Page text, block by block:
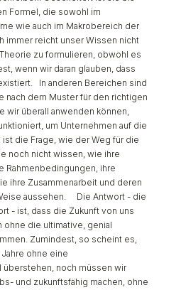
Formel, die sowohl im
wie auch im Makrobereich der
immer reicht unser Wissen nicht
zu formulieren, obwohl es
wenn wir daran glauben, dass
In anderen Bereichen sind
nach dem Muster für den richtigen
wir überall anwenden können,
um Unternehmen auf die
die Frage, wie der Weg für die
noch nicht wissen, wie ihre
Rahmenbedingungen, ihre
ihre Zusammenarbeit und deren
aussehen.
Die Antwort - die
- ist, dass die Zukunft von uns
ohne die ultimative, genial
Zumindest, so scheint es,
ohne eine
noch müssen wir
und zukunftsfähig machen, ohne